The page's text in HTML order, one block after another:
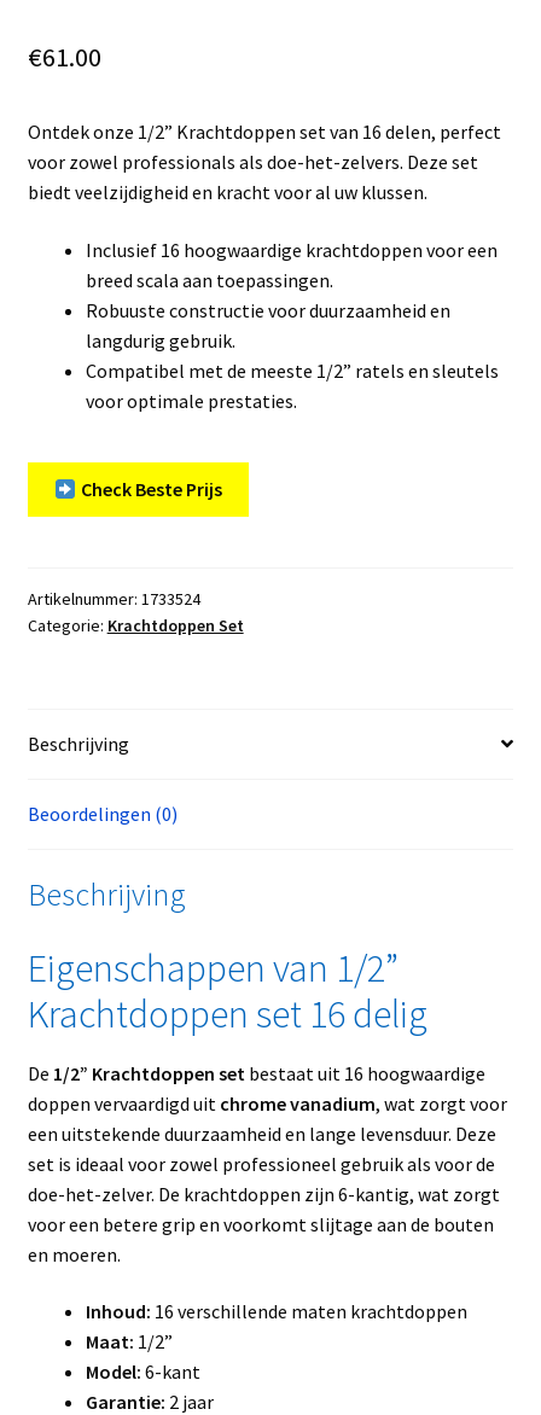
€61.00
Ontdek onze 1/2” Krachtdoppen set van 16 delen, perfect
voor zowel professionals als doe-het-zelvers. Deze set
biedt veelzijdigheid en kracht voor al uw klussen.
Inclusief 16 hoogwaardige krachtdoppen voor een
breed scala aan toepassingen.
Robuuste constructie voor duurzaamheid en
langdurig gebruik.
Compatibel met de meeste 1/2” ratels en sleutels
voor optimale prestaties.
Check Beste Prijs
Artikelnummer: 1733524
Categorie: Krachtdoppen Set
Beschrijving
Beoordelingen (0)
Beschrijving
Eigenschappen van 1/2”
Krachtdoppen set 16 delig
De 1/2” Krachtdoppen set bestaat uit 16 hoogwaardige
doppen vervaardigd uit chrome vanadium, wat zorgt voor
een uitstekende duurzaamheid en lange levensduur. Deze
set is ideaal voor zowel professioneel gebruik als voor de
doe-het-zelver. De krachtdoppen zijn 6-kantig, wat zorgt
voor een betere grip en voorkomt slijtage aan de bouten
en moeren.
Inhoud: 16 verschillende maten krachtdoppen
Maat: 1/2”
Model: 6-kant
Garantie: 2 jaar